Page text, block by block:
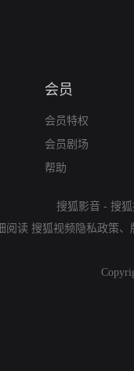
会员
会员特权
会员剧场
帮助
搜狐影音 - 搜
阅读 搜狐视频隐私政策、